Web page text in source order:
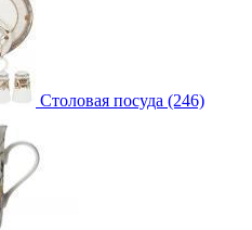
Столовая посуда (246)